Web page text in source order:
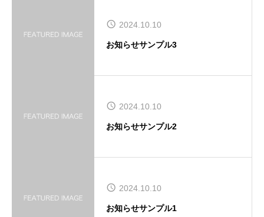
2024.10.10
お知らせサンプル3
2024.10.10
お知らせサンプル2
2024.10.10
お知らせサンプル1